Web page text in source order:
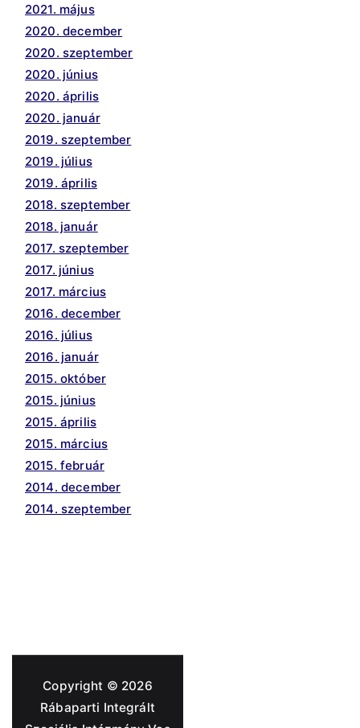
2021. május
2020. december
2020. szeptember
2020. június
2020. április
2020. január
2019. szeptember
2019. július
2019. április
2018. szeptember
2018. január
2017. szeptember
2017. június
2017. március
2016. december
2016. július
2016. január
2015. október
2015. június
2015. április
2015. március
2015. február
2014. december
2014. szeptember
Copyright © 2026
Rábaparti Integrált